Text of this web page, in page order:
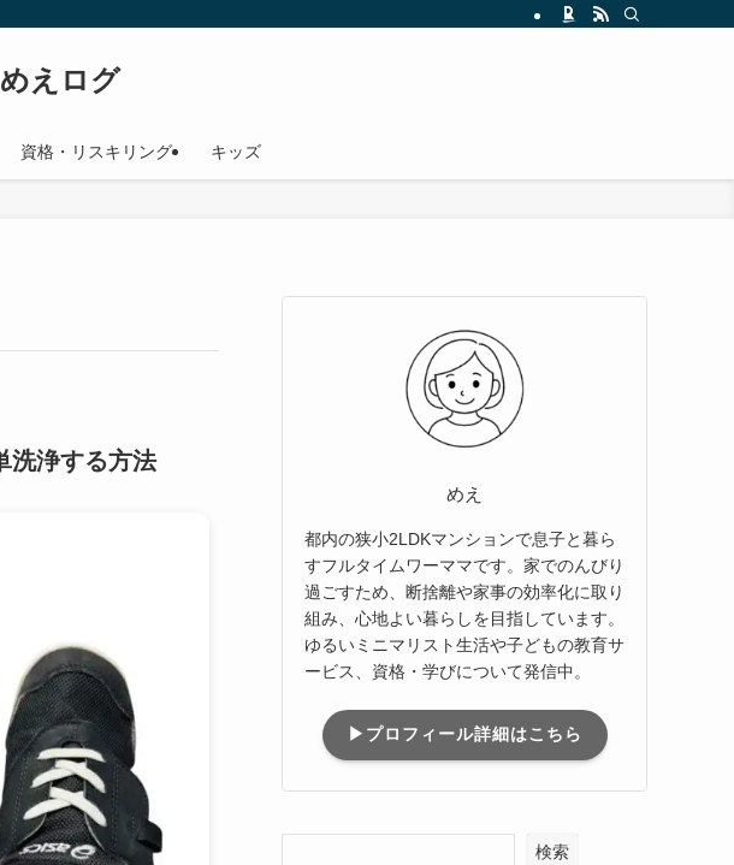
えログ
資格・リスキリング キッズ
洗浄する方法
めえ
都内の狭小2LDKマンションで息子と暮ら
すフルタイムワーママです。家でのんびり
過ごすため、断捨離や家事の効率化に取り
組み、心地よい暮らしを目指しています。
ゆるいミニマリスト生活や子どもの教育サ
ービス、資格・学びについて発信中。
▶プロフィール詳細はこちら
検索